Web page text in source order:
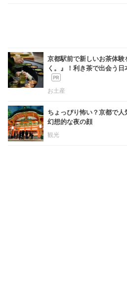
京都駅前で新しいお茶体
く。』！利き茶で出会う
お土産
ちょっぴり怖い？京都で
幻想的な夜の顔
観光